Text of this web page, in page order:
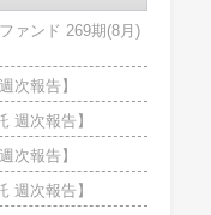
ァンド 269期(8月)
次報告】
週次報告】
次報告】
週次報告】